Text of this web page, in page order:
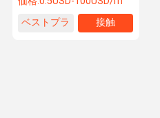
工場旅行 品質管理
ベストプラ
接触